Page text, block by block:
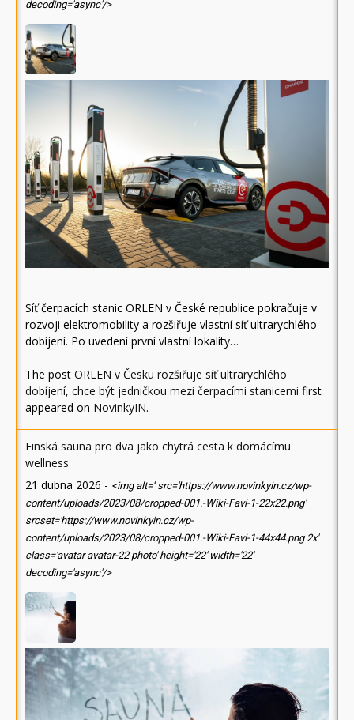
decoding='async'/>
Síť čerpacích stanic ORLEN v České republice pokračuje v
rozvoji elektromobility a rozšiřuje vlastní síť ultrarychlého
dobíjení. Po uvedení první vlastní lokality…
The post ORLEN v Česku rozšiřuje síť ultrarychlého
dobíjení, chce být jedničkou mezi čerpacími stanicemi first
appeared on NovinkyIN.
Finská sauna pro dva jako chytrá cesta k domácímu
wellness
21 dubna 2026 - <img alt='' src='https://www.novinkyin.cz/wp-
content/uploads/2023/08/cropped-001.-Wiki-Favi-1-22x22.png'
srcset='https://www.novinkyin.cz/wp-
content/uploads/2023/08/cropped-001.-Wiki-Favi-1-44x44.png 2x'
class='avatar avatar-22 photo' height='22' width='22'
decoding='async'/>